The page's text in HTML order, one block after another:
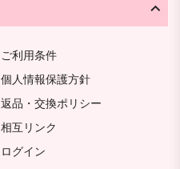
ご利用条件
個人情報保護方針
返品・交換ポリシー
相互リンク
ログイン